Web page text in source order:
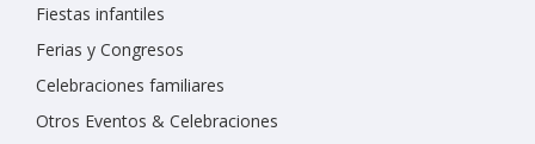
Fiestas infantiles
Ferias y Congresos
Celebraciones familiares
Otros Eventos & Celebraciones